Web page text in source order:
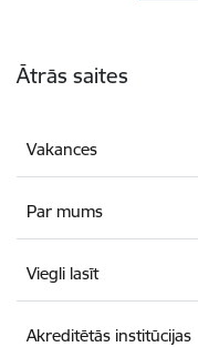
Ātrās saites
Vakances
Par mums
Viegli lasīt
Akreditētās institūcijas